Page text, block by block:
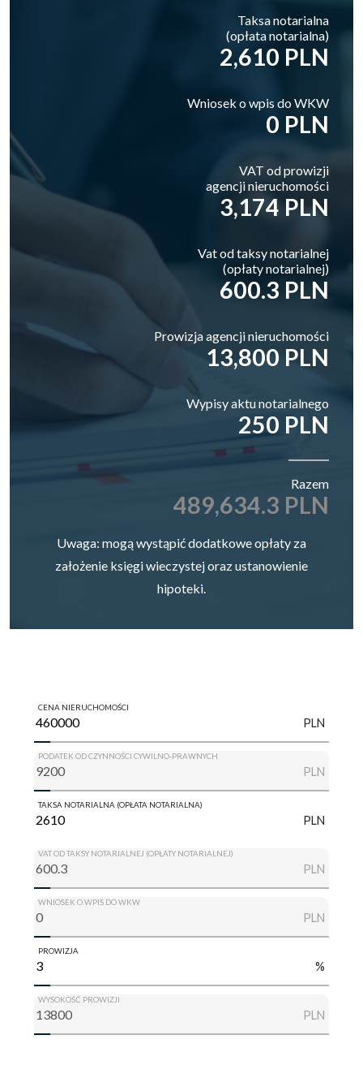
Taksa notarialna
(opłata notarialna)
2,610 PLN
Wniosek o wpis do WKW
0 PLN
VAT od prowizji
agencji nieruchomości
3,174 PLN
Vat od taksy notarialnej
(opłaty notarialnej)
600.3 PLN
Prowizja agencji nieruchomości
13,800 PLN
Wypisy aktu notarialnego
250 PLN
Razem
489,634.3 PLN
Uwaga: mogą wystąpić dodatkowe opłaty za
założenie księgi wieczystej oraz ustanowienie
hipoteki.
CENA NIERUCHOMOŚCI
PLN
PODATEK OD CZYNNOŚCI CYWILNO-PRAWNYCH
PLN
TAKSA NOTARIALNA (OPŁATA NOTARIALNA)
PLN
VAT OD TAKSY NOTARIALNEJ (OPŁATY NOTARIALNEJ)
PLN
WNIOSEK O WPIS DO WKW
PLN
PROWIZJA
%
WYSOKOŚĆ PROWIZJI
PLN